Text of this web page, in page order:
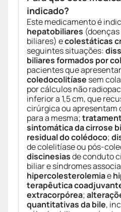
indicado?
Este medicamento é
hepatobiliares
biliares) ecolestáticas
seguintes situações:
biliares formados por
pacientes que
coledocolitíase sem
por cálculos não
inferior a 1,5 cm, que
cirúrgica ou
para a mesma;
sintomática da cirrose
residual do colédoco;
de colelitíase ou pós-
discinesiasde conduto
biliar e síndromes
hipercolesterolemiae
terapêutica
extracorpórea;
quantitativas da bile,